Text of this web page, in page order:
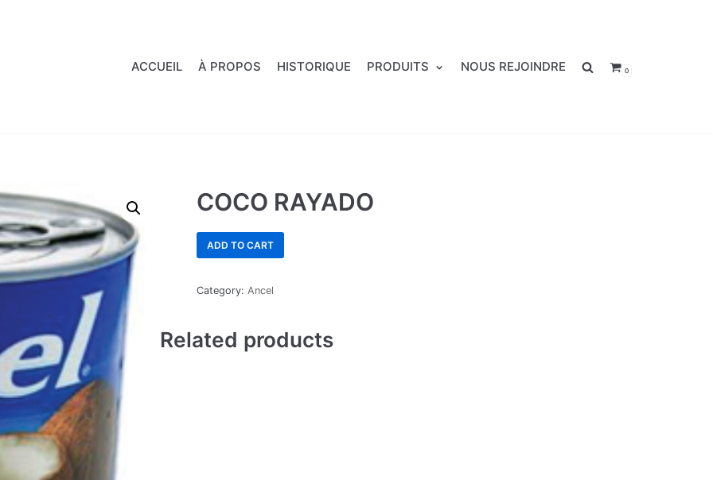
ACCUEIL À PROPOS HISTORIQUE PRODUITS NOUS REJOINDRE 0
COCO RAYADO
ADD TO CART
Category: Ancel
Related products